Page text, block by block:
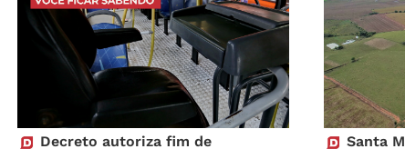
Decreto autoriza fim de Santa